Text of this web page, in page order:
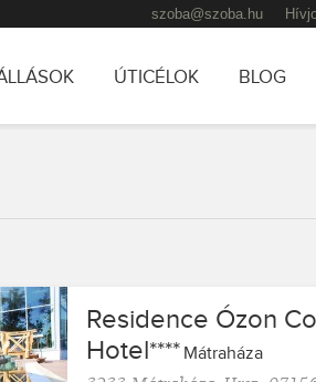
szoba@szoba.hu
ÚTICÉLOK BLOG
Residence Ózon
Hotel**** Mátraháza